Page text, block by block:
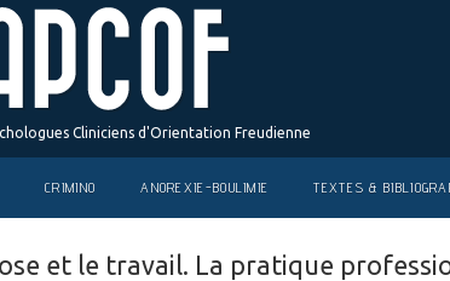
Cliniciens d'Orientation Freudienne
CRIMINO ANOREXIE-BOULIMIE TEXTES &
et le travail. La pratique